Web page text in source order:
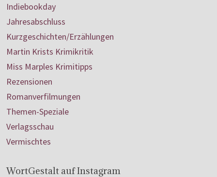
Indiebookday
Jahresabschluss
Kurzgeschichten/Erzählungen
Martin Krists Krimikritik
Miss Marples Krimitipps
Rezensionen
Romanverfilmungen
Themen-Speziale
Verlagsschau
Vermischtes
WortGestalt auf Instagram